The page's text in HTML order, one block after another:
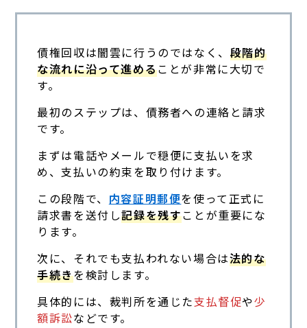
債権回収は闇雲に行うのではなく、 段階的
な流れに沿って進めることが非常に大切で
す。
最初のステップは、債務者への連絡と請求
です。
まずは電話やメールで穏便に支払いを求
め、支払いの約束を取り付けます。
この段階で、 内容証明郵便を使って正式に
請求書を送付し記録を残すことが重要にな
ります。
次に、それでも支払われない場合は法的な
手続きを検討します。
具体的には、裁判所を通じた支払督促や少
額訴訟などです。